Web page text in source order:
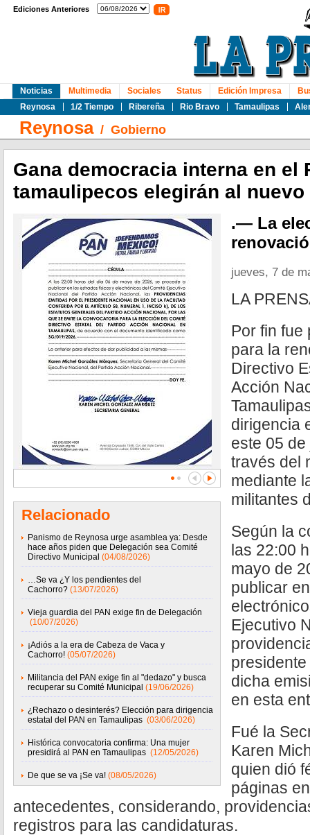
Ediciones Anteriores
Noticias
Reynosa
1/2 Tiempo Ribereña Rio Bravo Tamaulipas
Multimedia Sociales Status Edición Impresa
Reynosa/ Gobierno
Gana democracia interna en el
tamaulipecos elegirán al
Relacionado
Panismo de Reynosa urge asamblea ya: Desde
hace años piden que Delegación sea Comité
Directivo Municipal (04/08/2026)
…Se va ¿Y los pendientes del
Cachorro? (13/07/2026)
Vieja guardia del PAN exige fin de Delegación
(10/07/2026)
¡Adiós a la era de Cabeza de Vaca y
Cachorro! (05/07/2026)
Militancia del PAN exige fin al "dedazo" y busca
recuperar su Comité Municipal (19/06/2026)
¿Rechazo o desinterés? Elección para dirigencia
estatal del PAN en Tamaulipas (03/06/2026)
Histórica convocatoria confirma: Una mujer
presidirá al PAN en Tamaulipas (12/05/2026)
De que se va ¡Se va! (08/05/2026)
.— La
jueves, 7 de
LA
Por fin fue
para la
Directivo
Acción
dirigencia
este 05
través del
mediante
militantes
Según la
las 22:00
mayo de
publicar
Ejecutivo
dicha
en esta
Fué la
Karen
quien dió
páginas
antecedentes, considerando,
registros para las candidaturas.